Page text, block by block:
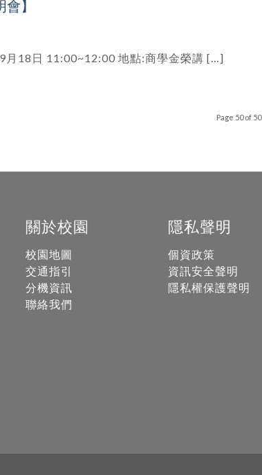
】
月18日 11:00~12:00 地點:商學金榮講 […]
Page 50 of 50
關於校園
校園地圖
交通指引
分機資訊
聯絡我們
隱私聲明
個資政策
資訊安全聲明
隱私權保護聲明